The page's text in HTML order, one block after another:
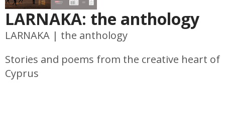
LARNAKA: the anthology
LARNAKA | the anthology
Stories and poems from the creative heart of
Cyprus